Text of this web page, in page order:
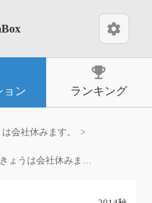
settings
ョン
emoji_events
ランキング
会社休みます。